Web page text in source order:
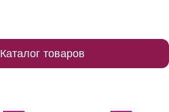
Каталог товаров